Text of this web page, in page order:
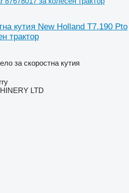
кутия New Holland T7.190 Pto
трактор
за скоростна кутия
LTD